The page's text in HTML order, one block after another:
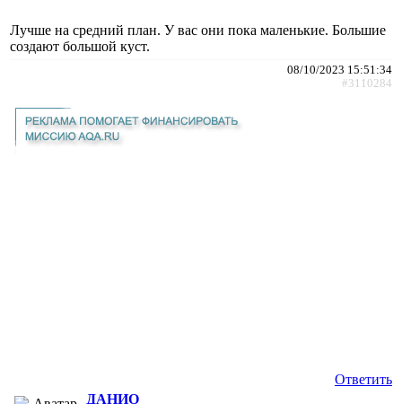
Лучше на средний план. У вас они пока маленькие. Большие
создают большой куст.
08/10/2023 15:51:34
#3110284
Ответить
ДАНИО